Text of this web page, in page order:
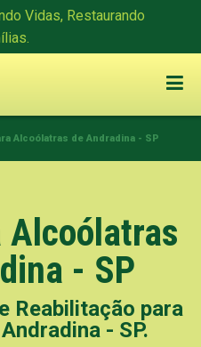
Vidas, Restaurando
Alcoólatras de Andradina - SP
Alcoólatras
- SP
Reabilitação para
- SP.